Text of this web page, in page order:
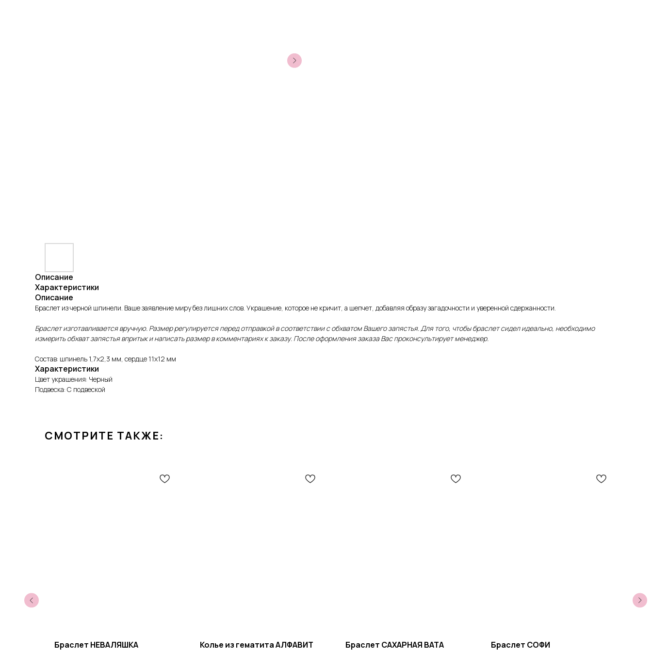
Описание
Характеристики
Описание
Браслет из черной шпинели. Ваше заявление миру без лишних слов. Украшение, которое не кричит, а шепчет, добавляя образу загадочности и уверенной сдержанности.
Браслет изготавливается вручную. Размер регулируется перед отправкой в соответствии с обхватом Вашего запястья. Для того, чтобы браслет сидел идеально, необходимо
измерить обхват запястья впритык и написать размер в комментариях к заказу. После оформления заказа Вас проконсультирует менеджер.
Состав: шпинель 1,7х2,3 мм, сердце 11х12 мм
Характеристики
Цвет украшения: Черный
Подвеска: С подвеской
СМОТРИТЕ ТАКЖЕ:
Браслет НЕВАЛЯШКА
Колье из гематита АЛФАВИТ
Браслет САХАРНАЯ ВАТА Браслет СОФИ